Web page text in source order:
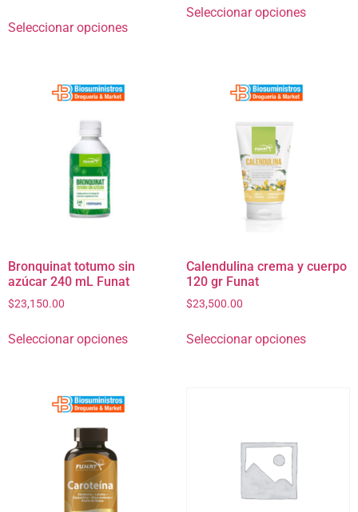
Seleccionar opciones
Seleccionar opciones
Bronquinat totumo sin
azúcar 240 mL Funat
$23,150.00
Seleccionar opciones
Calendulina crema y cuerpo
120 gr Funat
$23,500.00
Seleccionar opciones